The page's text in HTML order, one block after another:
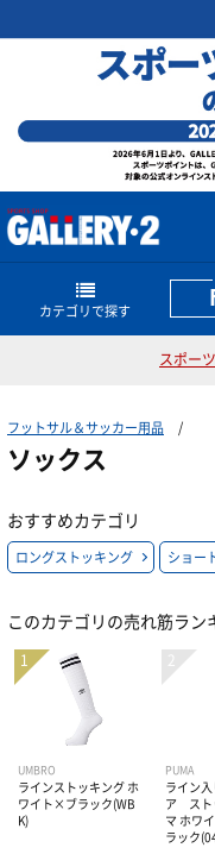
カテゴリで探す
スパイク
インドアシューズ
シューズ関連商品
オフピッチシューズ・サン
ジュニアトレーニングシ
レプリカユニフォーム・関
Jリーグ関連
ナショナルチーム
海外クラブチーム
ASVペスカドーラ町田関
半袖プラシャツ・Tシャツ
長袖プラシャツ・Tシャツ
ポロシャツ
ソックス
ロングストッキング
ショートソックス
トレーニングウェアー
トレーニングジャージ
ウィンドブレーカー・ピ
ジュニア用品
ジュニアスパイク
ジュニアトレーニングシュ
ゴールキーパー
レフリー
クリスティアーノ・ロナウド
スポー
フットサル＆サッカー用品
ソックス
おすすめカテゴリ
ロングストッキング ショー
このカテゴリの売れ筋ラン
UMBRO
ラインストッキング ホ
ワイト×ブラック(WB
K)
PUMA
ライン
ア スト
マ ホワ
ラック